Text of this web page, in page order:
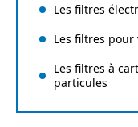
Les filtres
Les filtres
Les filtres à
particules